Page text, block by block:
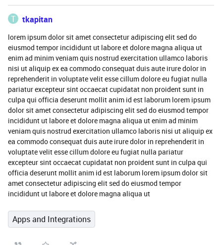
T tkapitan
lorem ipsum dolor sit amet consectetur adipiscing elit sed do
eiusmod tempor incididunt ut labore et dolore magna aliqua ut
enim ad minim veniam quis nostrud exercitation ullamco laboris
nisi ut aliquip ex ea commodo consequat duis aute irure dolor in
reprehenderit in voluptate velit esse cillum dolore eu fugiat nulla
pariatur excepteur sint occaecat cupidatat non proident sunt in
culpa qui officia deserunt mollit anim id est laborum lorem ipsum
dolor sit amet consectetur adipiscing elit sed do eiusmod tempor
incididunt ut labore et dolore magna aliqua ut enim ad minim
veniam quis nostrud exercitation ullamco laboris nisi ut aliquip ex
ea commodo consequat duis aute irure dolor in reprehenderit in
voluptate velit esse cillum dolore eu fugiat nulla pariatur
excepteur sint occaecat cupidatat non proident sunt in culpa qui
officia deserunt mollit anim id est laborum lorem ipsum dolor sit
amet consectetur adipiscing elit sed do eiusmod tempor
incididunt ut labore et dolore magna aliqua ut
Apps and Integrations